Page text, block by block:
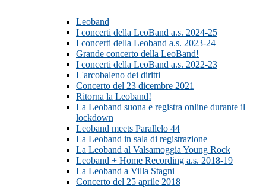
Leoband
I concerti della LeoBand a.s. 2024-25
I concerti della Leoband a.s. 2023-24
Grande concerto della LeoBand!
I concerti della LeoBand a.s. 2022-23
L'arcobaleno dei diritti
Concerto del 23 dicembre 2021
Ritorna la Leoband!
La Leoband suona e registra online durante il
lockdown
Leoband meets Parallelo 44
La Leoband in sala di registrazione
La Leoband al Valsamoggia Young Rock
Leoband + Home Recording a.s. 2018-19
La Leoband a Villa Stagni
Concerto del 25 aprile 2018